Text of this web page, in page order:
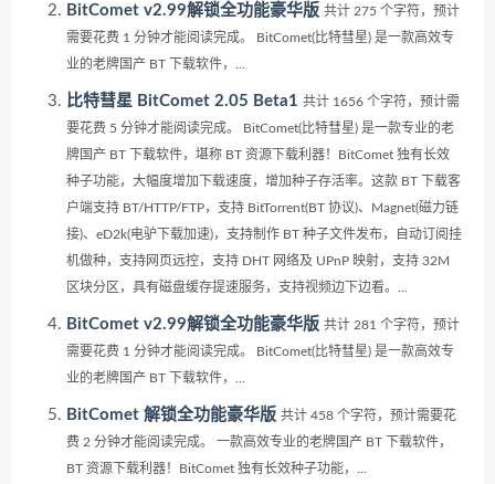
BitComet v2.99解锁全功能豪华版 共计 275 个字符，预计
需要花费 1 分钟才能阅读完成。 BitComet(比特彗星) 是一款高效专
业的老牌国产 BT 下载软件，...
比特彗星 BitComet 2.05 Beta1 共计 1656 个字符，预计需
要花费 5 分钟才能阅读完成。 BitComet(比特彗星) 是一款专业的老
牌国产 BT 下载软件，堪称 BT 资源下载利器！BitComet 独有长效
种子功能，大幅度增加下载速度，增加种子存活率。这款 BT 下载客
户端支持 BT/HTTP/FTP，支持 BitTorrent(BT 协议)、Magnet(磁力链
接)、eD2k(电驴下载加速)，支持制作 BT 种子文件发布，自动订阅挂
机做种，支持网页远控，支持 DHT 网络及 UPnP 映射，支持 32M
区块分区，具有磁盘缓存提速服务，支持视频边下边看。...
BitComet v2.99解锁全功能豪华版 共计 281 个字符，预计
需要花费 1 分钟才能阅读完成。 BitComet(比特彗星) 是一款高效专
业的老牌国产 BT 下载软件，...
BitComet 解锁全功能豪华版 共计 458 个字符，预计需要花
费 2 分钟才能阅读完成。 一款高效专业的老牌国产 BT 下载软件，
BT 资源下载利器！BitComet 独有长效种子功能，...